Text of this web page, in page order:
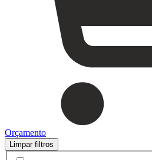
Orçamento
Limpar filtros